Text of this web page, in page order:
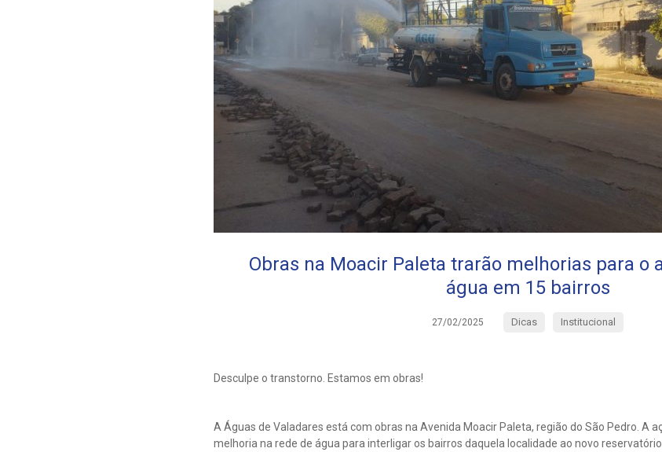
Obras na Moacir Paleta trarão melhorias para o
água em 15 bairros
27/02/2025 Dicas Institucional
Desculpe o transtorno. Estamos em obras!
A Águas de Valadares está com obras na Avenida Moacir Paleta, região do São Pedro. A
melhoria na rede de água para interligar os bairros daquela localidade ao novo